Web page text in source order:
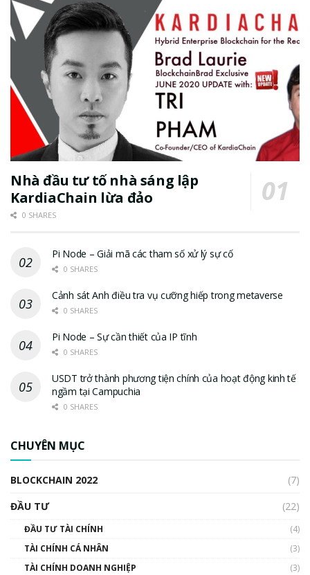
Nhà đầu tư tố nhà sáng lập
KardiaChain lừa đảo
0 SHARES
Pi Node – Giải mã các tham số xử lý sự cố
0 SHARES
Cảnh sát Anh điều tra vụ cưỡng hiếp trong metaverse
0 SHARES
Pi Node – Sự cần thiết của IP tĩnh
0 SHARES
USDT trở thành phương tiện chính của hoạt động kinh tế
ngầm tại Campuchia
0 SHARES
CHUYÊN MỤC
BLOCKCHAIN 2022
(7)
ĐẦU TƯ
(22)
ĐẦU TƯ TÀI CHÍNH
(4)
TÀI CHÍNH CÁ NHÂN
(3)
TÀI CHÍNH DOANH NGHIỆP
(3)